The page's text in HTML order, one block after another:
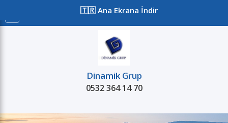
🇹🇷 Ana Ekrana İndir
Dinamik Grup
0532 364 14 70
Kiralık Projeler